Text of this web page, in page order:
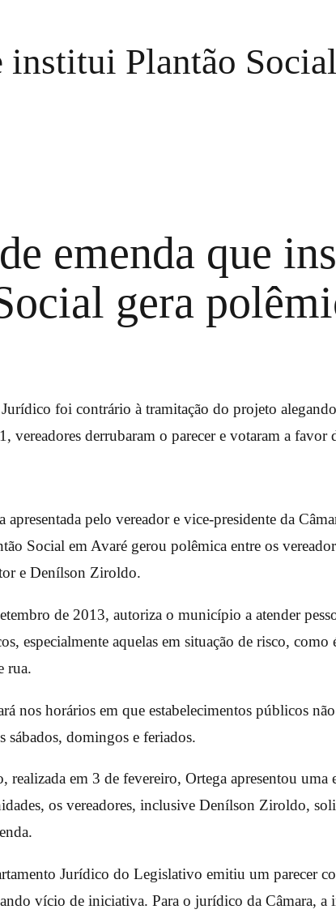
institui Plantão
emenda que
gera
foi contrário à tramitação do projeto
vereadores derrubaram o parecer e votaram a favor
apresentada pelo vereador e vice-presidente da
Social em Avaré gerou polêmica entre os
e Denílson Ziroldo.
de 2013, autoriza o município a atender
especialmente aquelas em situação de risco, como
rua.
nos horários em que estabelecimentos públicos
sábados, domingos e feriados.
realizada em 3 de fevereiro, Ortega apresentou uma
os vereadores, inclusive Denílson Ziroldo,
Jurídico do Legislativo emitiu um parecer
vício de iniciativa. Para o jurídico da Câmara, a